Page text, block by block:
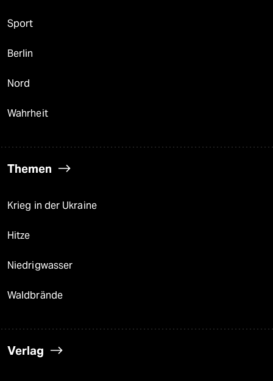
Sport
Berlin
Nord
Wahrheit
Themen
Krieg in der Ukraine
Hitze
Niedrigwasser
Waldbrände
Verlag